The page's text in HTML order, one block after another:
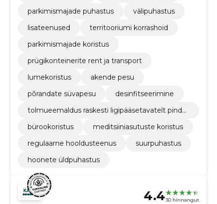
parkimismajade puhastus
välipuhastus
lisateenused
territooriumi korrashoid
parkimismajade koristus
prügikonteinerite rent ja transport
lumekoristus
akende pesu
põrandate süvapesu
desinfitseerimine
tolmueemaldus raskesti ligipääsetavatelt pinda
bürookoristus
meditsiiniasutuste koristus
regulaarne hooldusteenus
suurpuhastus
hoonete üldpuhastus
4.430 hinnangut